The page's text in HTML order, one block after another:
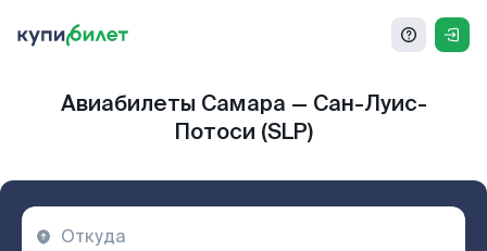
Авиабилеты Самара — Сан-Луис-
Потоси (SLP)